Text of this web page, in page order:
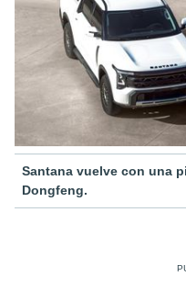
Santana vuelve con una
Dongfeng.